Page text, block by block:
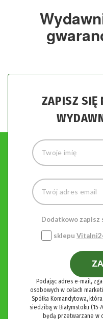
ZAPISZ SIĘ
Dodatkowo
sklepu
Podając adres e-mail,
osobowych w celach
Spółka Komandytowa,
siedzibą w Białymstoku (15-
będą przetwarzane w